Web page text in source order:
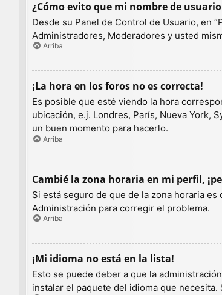
¿Cómo evito que mi nombre de
Desde su Panel de Control de Usuario, en
Administradores, Moderadores y usted
Arriba
¡La hora en los foros no es correcta!
Es posible que esté viendo la hora
ubicación, e.j. Londres, París, Nueva York,
un buen momento para hacerlo.
Arriba
Cambié la zona horaria en mi perfil,
Si está seguro de que de la zona horaria
Administración para corregir el problema.
Arriba
¡Mi idioma no está en la lista!
Esto se puede deber a que la
instalar el paquete del idioma que